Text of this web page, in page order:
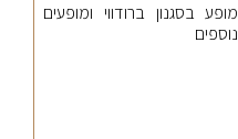
מופע בסגנון ברודווי ומופעים
נוספים